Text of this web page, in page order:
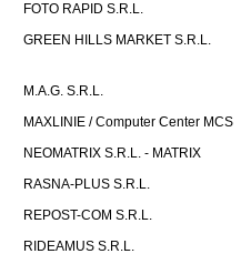
FOTO RAPID S.R.L.
GREEN HILLS MARKET S.R.L.
M.A.G. S.R.L.
MAXLINIE / Computer Center MCS
NEOMATRIX S.R.L. - MATRIX
RASNA-PLUS S.R.L.
REPOST-COM S.R.L.
RIDEAMUS S.R.L.